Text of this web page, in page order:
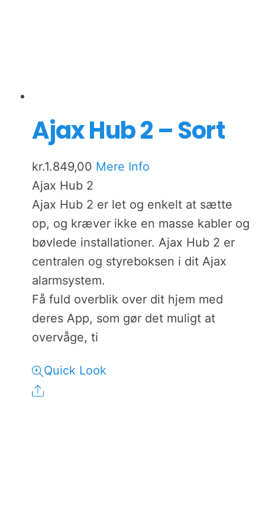
Ajax Hub 2 – Sort
kr.1.849,00 Mere Info
Ajax Hub 2
Ajax Hub 2 er let og enkelt at sætte
op, og kræver ikke en masse kabler og
bøvlede installationer. Ajax Hub 2 er
centralen og styreboksen i dit Ajax
alarmsystem.
Få fuld overblik over dit hjem med
deres App, som gør det muligt at
overvåge, ti
Quick Look
Share